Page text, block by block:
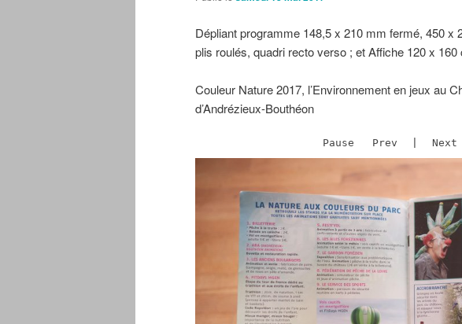
Dépliant programme 148,5 x 210 mm fermé, 450 x
plis roulés, quadri recto verso ; et Affiche 120 x
Couleur Nature 2017, l’Environnement en jeux au
d’Andrézieux-Bouthéon
Pause Prev Next